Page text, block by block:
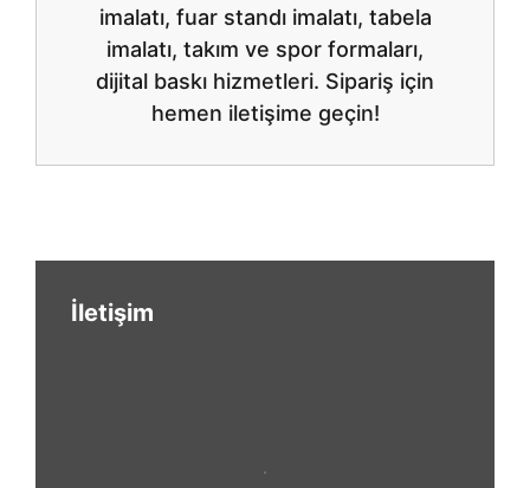
imalatı, fuar standı imalatı, tabela
imalatı, takım ve spor formaları,
dijital baskı hizmetleri. Sipariş için
hemen iletişime geçin!
İletişim